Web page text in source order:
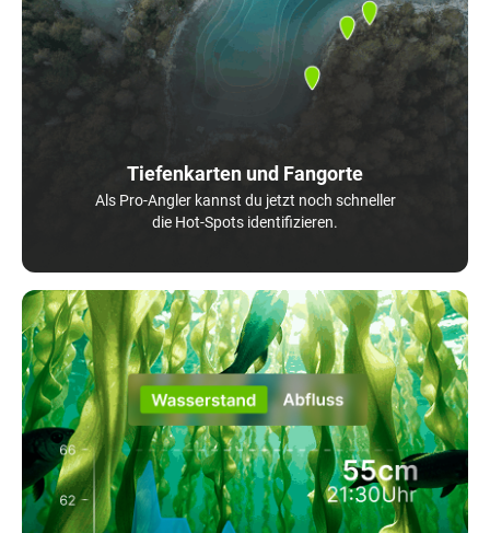
Tiefenkarten und Fangorte
Als Pro-Angler kannst du jetzt noch schneller
die Hot-Spots identifizieren.